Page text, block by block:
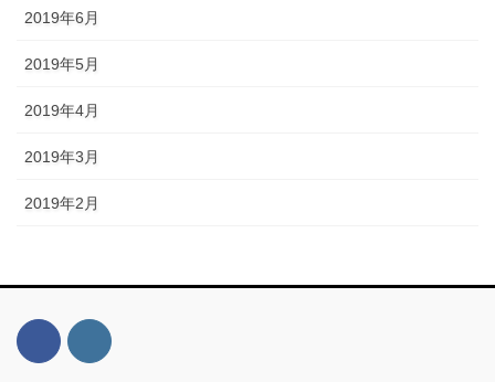
2019年6月
2019年5月
2019年4月
2019年3月
2019年2月